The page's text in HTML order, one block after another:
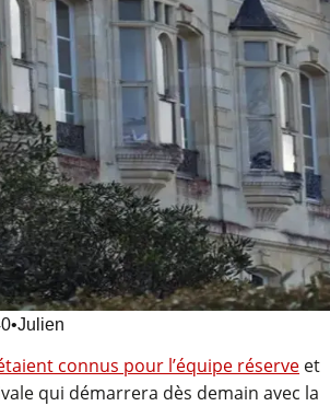
•Julien
connus pour l’équipe réserve et
qui démarrera dès demain avec la